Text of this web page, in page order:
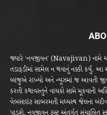
જ્યારે ‘નવજીવન’ (Navajivan) નામે
તડાફડીમાં સામેલ ન થવાનું નક્કી કર્યું. આ
બાજુએ રાખ્યો અને ન્યૂઝમાં જ આવતી
કરતી કથાવસ્તુને વાચકો સામે મૂકવાની
વેબસાઇટ સાબરમતી મધ્યસ્થ જેલના
પાડશે. નવજીવન ટ્રસ્ટ અંતર્ગત સંચાલિત